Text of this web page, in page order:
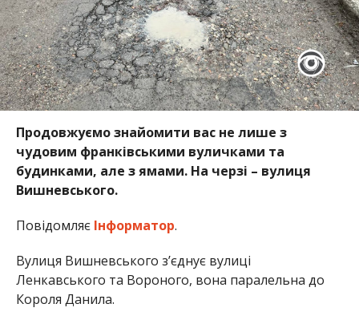
Продовжуємо знайомити вас не лише з
чудовим франківськими вуличками та
будинками, але з ямами. На черзі – вулиця
Вишневського.
Повідомляє Інформатор.
Вулиця Вишневського з’єднує вулиці
Ленкавського та Вороного, вона паралельна до
Короля Данила.